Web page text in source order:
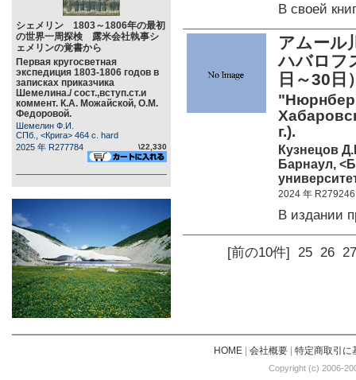
シェメリン 1803～1806年の最初
の世界一周探検 露米会社執事シ
ェメリンの覚書から
Первая кругосветная
экспедиция 1803-1806 годов в
записках приказчика
Шемелина./ сост.,вступ.ст.и
коммент. К.А. Можайской, О.М.
Федоровой.
Шемелин Ф.И.
СПб., <Крига> 464 c. hard
2025 年 R277784
\22,330
В своей
アムー
ハバロフ
日～30
г.).
Кузнецов
Барнаул,
2024 年 R279246
В издании
[前の10件] 25 26 27
HOME| 会社概要| 特定商取引に
Copyright (c) 2006-